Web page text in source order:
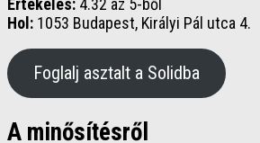
Hol: 1053 Budapest, Királyi Pál utca 4.
Foglalj asztalt a Solidba
A minősítésről